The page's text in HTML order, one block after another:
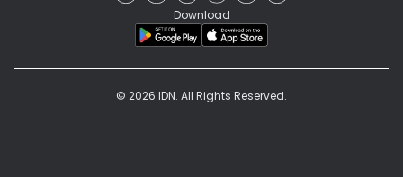
Download
© 2026 IDN. All Rights Reserved.